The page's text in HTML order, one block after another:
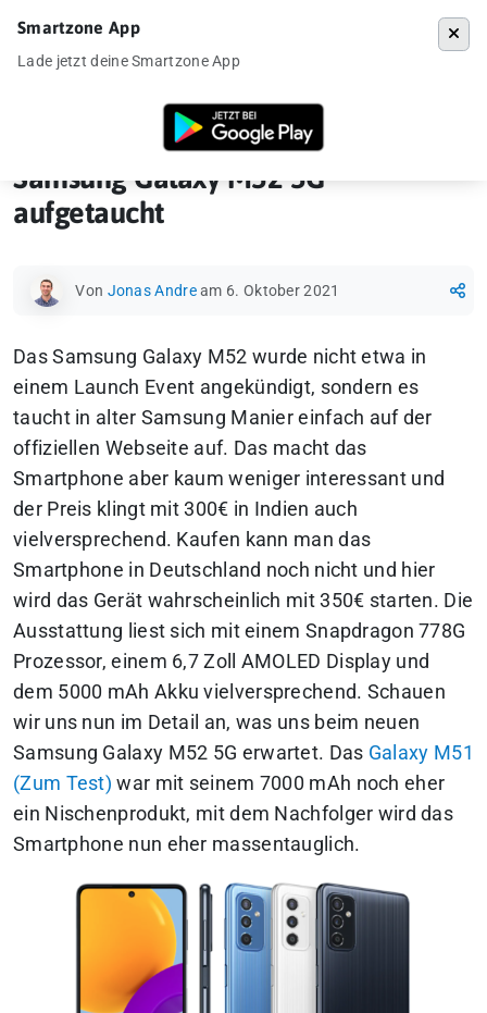
Ankündigung Samsung Galaxy M52 5G aufgetaucht
Samsung Galaxy M52 5G
aufgetaucht
Von Jonas Andream 6. Oktober 2021
Das Samsung Galaxy M52 wurde nicht etwa in
einem Launch Event angekündigt, sondern es
taucht in alter Samsung Manier einfach auf der
offiziellen Webseite auf. Das macht das
Smartphone aber kaum weniger interessant und
der Preis klingt mit 300€ in Indien auch
vielversprechend. Kaufen kann man das
Smartphone in Deutschland noch nicht und hier
wird das Gerät wahrscheinlich mit 350€ starten. Die
Ausstattung liest sich mit einem Snapdragon 778G
Prozessor, einem 6,7 Zoll AMOLED Display und
dem 5000 mAh Akku vielversprechend. Schauen
wir uns nun im Detail an, was uns beim neuen
Samsung Galaxy M52 5G erwartet. Das Galaxy M51
(Zum Test) war mit seinem 7000 mAh noch eher
ein Nischenprodukt, mit dem Nachfolger wird das
Smartphone nun eher massentauglich.
Smartzone App
Lade jetzt deine Smartzone App